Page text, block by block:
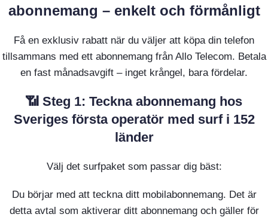
abonnemang – enkelt och förmånligt
Få en exklusiv rabatt när du väljer att köpa din telefon
tillsammans med ett abonnemang från Allo Telecom. Betala
en fast månadsavgift – inget krångel, bara fördelar.
📶 Steg 1: Teckna abonnemang hos
Sveriges första operatör med surf i 152
länder
Välj det surfpaket som passar dig bäst:
Du börjar med att teckna ditt mobilabonnemang. Det är
detta avtal som aktiverar ditt abonnemang och gäller för